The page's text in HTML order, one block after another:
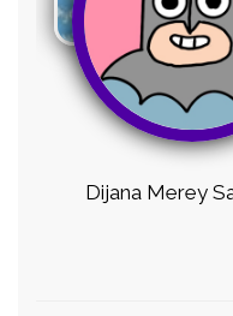
Dijana Merey